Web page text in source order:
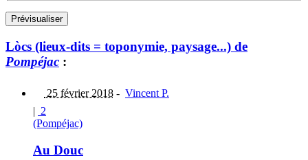
Lòcs (lieux-dits = toponymie, paysage...) de
Pompéjac :
25 février 2018 - Vincent P.
| 2
(Pompéjac)
Au Douc